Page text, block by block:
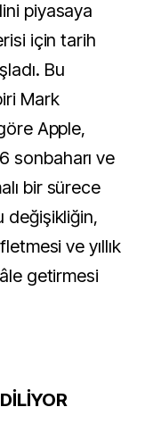
için tarih
Bu
Mark
Apple,
sonbaharı ve
bir sürece
değişikliğin,
ve yıllık
getirmesi